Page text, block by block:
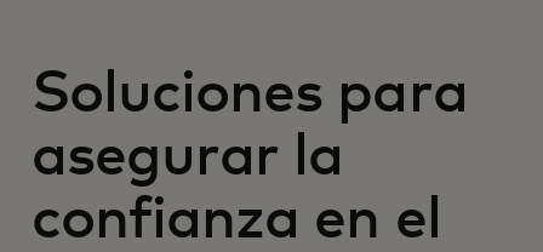
Soluciones para
asegurar la
confianza en el